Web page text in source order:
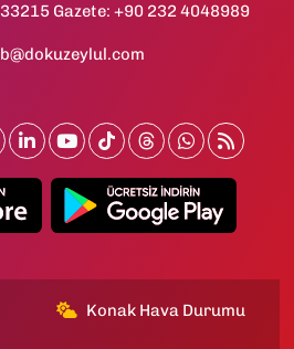
Gazete: +90 232 4048989
Konak Hava Durumu